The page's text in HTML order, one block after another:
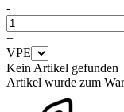
-
+
VPE
Kein Artikel gefunden
Artikel wurde zum